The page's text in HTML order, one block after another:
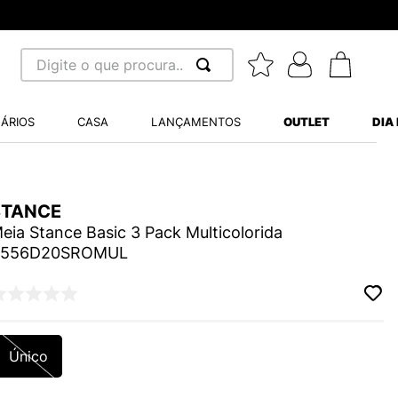
Digite o que procura...
CASA LANÇAMENTOS OUTLET DIA
Stance Basic 3 Pack Multicolorida
Único
BALANCE 530
VANS ULTRARANGE